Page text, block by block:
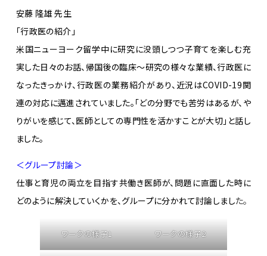
安藤 隆雄 先生
「行政医の紹介」
米国ニューヨーク留学中に研究に没頭しつつ子育てを楽しむ充
実した日々のお話、帰国後の臨床～研究の様々な業績、行政医に
なったきっかけ、行政医の業務紹介があり、近況はCOVID-19関
連の対応に邁進されていました。「どの分野でも苦労はあるが、や
りがいを感じて、医師としての専門性を活かすことが大切」と話し
ました。
＜グループ討論＞
仕事と育児の両立を目指す共働き医師が、問題に直面した時に
どのように解決していくかを、グループに分かれて討論しました。
ワークの様子1 ワークの様子2